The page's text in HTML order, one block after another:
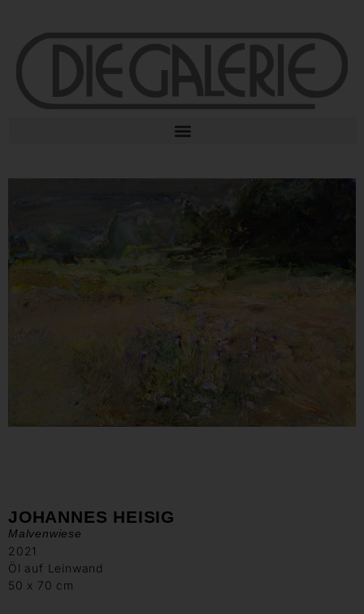
JOHANNES HEISIG
Malvenwiese
2021
Öl auf Leinwand
50 x 70 cm